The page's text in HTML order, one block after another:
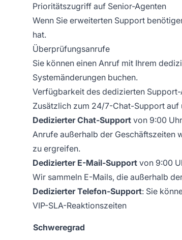
Prioritätszugriff auf Senior-Agenten
Wenn Sie erweiterten Support
hat.
Überprüfungsanrufe
Sie können einen Anruf mit Ihrem
Systemänderungen buchen.
Verfügbarkeit des dedizierten
Zusätzlich zum 24/7-Chat-Support auf
Dedizierter Chat-Support von 9:00
Anrufe außerhalb der Geschäftszeiten
zu ergreifen.
Dedizierter E-Mail-Support von 9:00
Wir sammeln E-Mails, die außerhalb
Dedizierter Telefon-Support: Sie
VIP-SLA-Reaktionszeiten
Schweregrad